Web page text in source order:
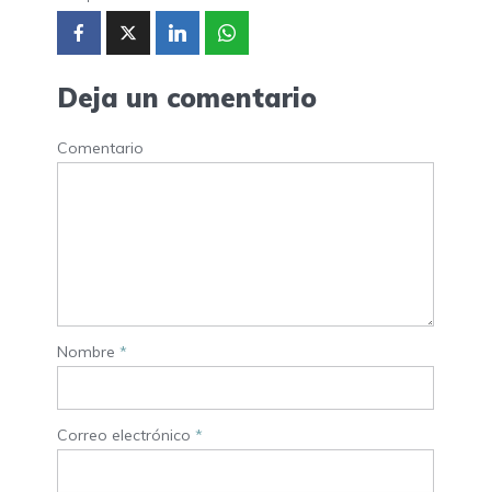
Deja un comentario
Comentario
Nombre *
Correo electrónico *